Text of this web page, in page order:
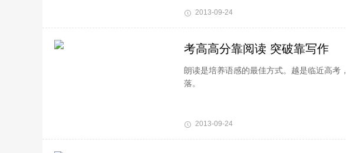
2013-09-24
考高高分靠阅读 突破靠写作
朗读是培养语感的最佳方式。越是临近高考
落。
2013-09-24